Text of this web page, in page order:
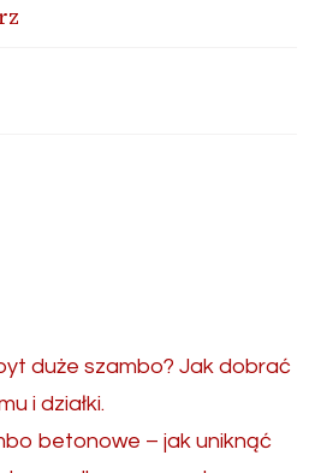
duże szambo? Jak dobrać
i działki.
betonowe – jak uniknąć